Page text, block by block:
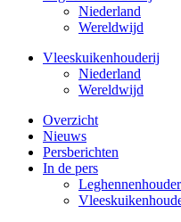
Niederland
Wereldwijd
Vleeskuikenhouderij
Niederland
Wereldwijd
Overzicht
Nieuws
Persberichten
In de pers